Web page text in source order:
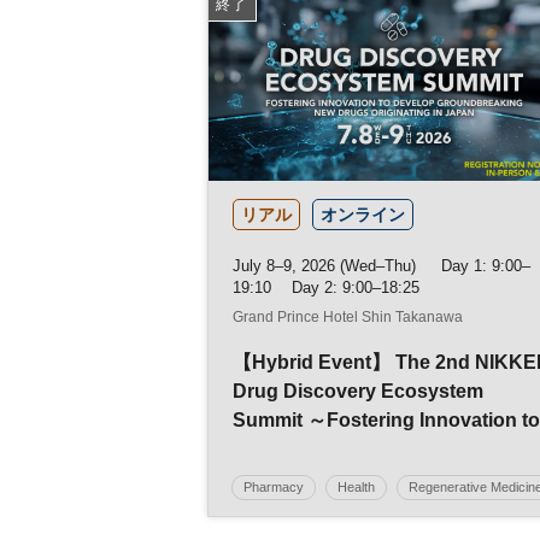
終了
リアル オンライン
July 8–9, 2026 (Wed–Thu) Day 1: 9:00–
19:10 Day 2: 9:00–18:25
Grand Prince Hotel Shin Takanawa
【Hybrid Event】 The 2nd NIKKEI
Drug Discovery Ecosystem
Summit ～Fostering Innovation to
Drugs Originating in Japan～
Pharmacy Health Regenerative